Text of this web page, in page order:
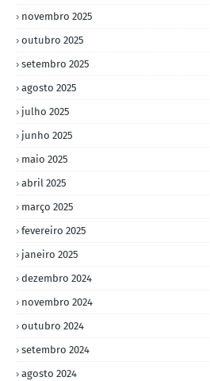
novembro 2025
outubro 2025
setembro 2025
agosto 2025
julho 2025
junho 2025
maio 2025
abril 2025
março 2025
fevereiro 2025
janeiro 2025
dezembro 2024
novembro 2024
outubro 2024
setembro 2024
agosto 2024